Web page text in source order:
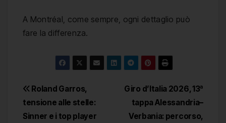
A Montréal, come sempre, ogni dettaglio può
fare la differenza.
Navigazione
articoli
Giro d’Italia 2026, 13ª
tappa Alessandria–
Verbania: percorso,
Roland Garros,
tensione alle stelle:
Sinner e i top player